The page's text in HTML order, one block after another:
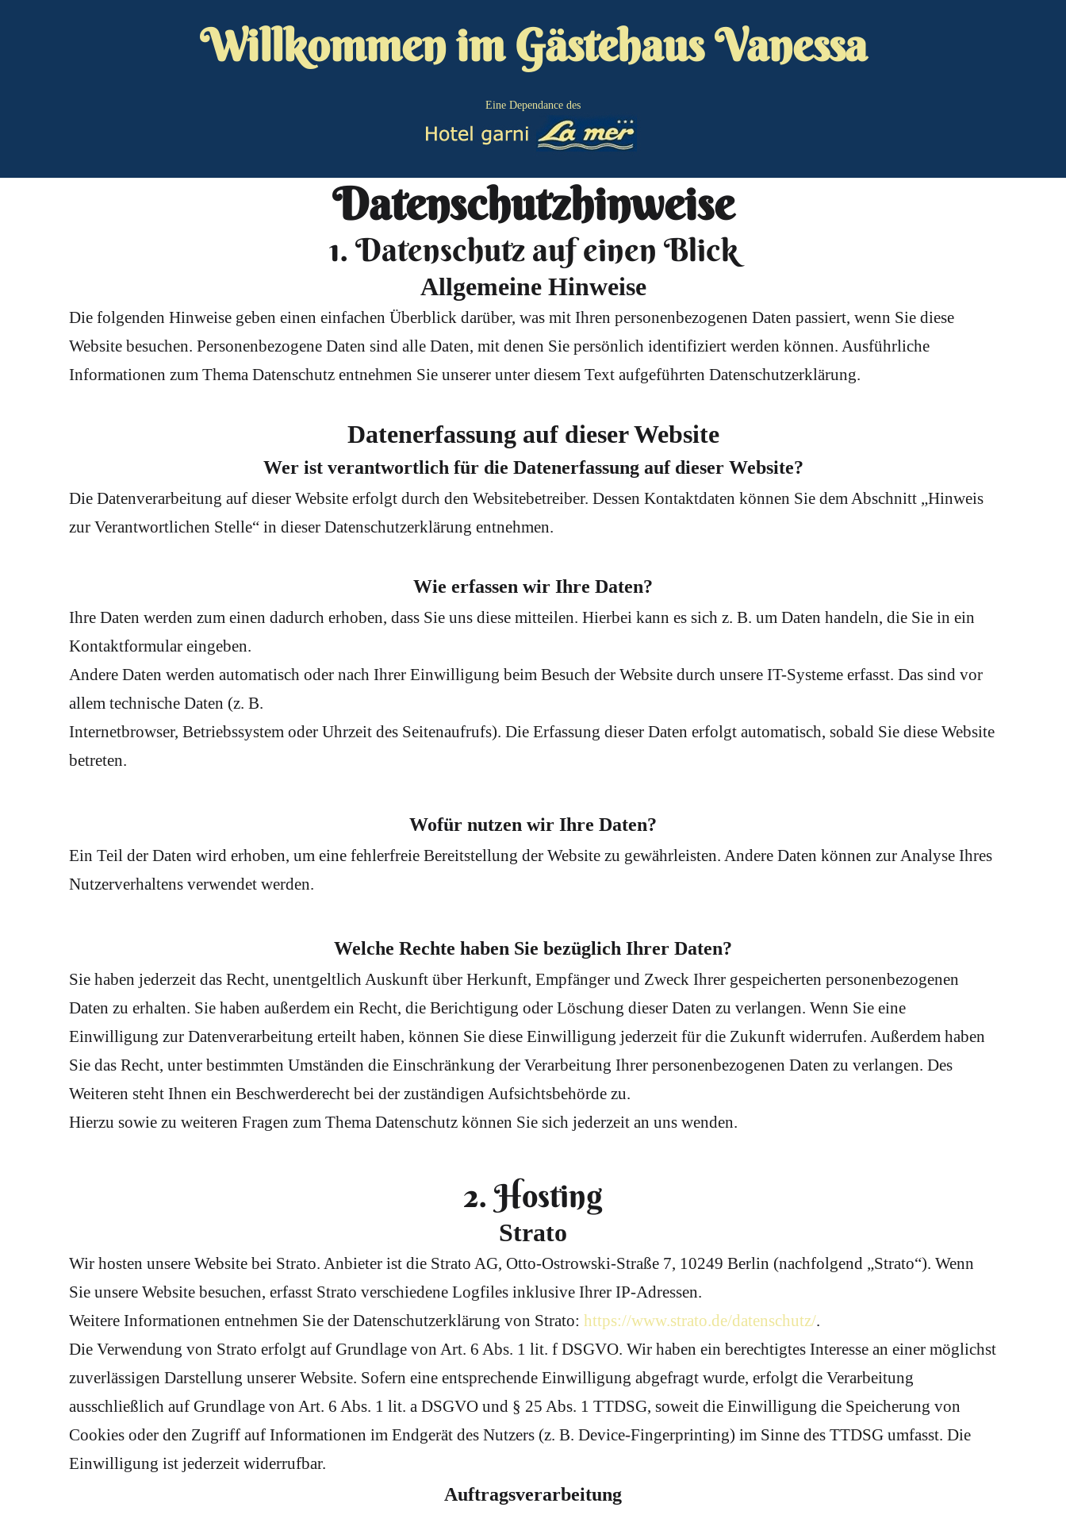
Willkommen im Gästehaus Vanessa
Eine Dependance des
Datenschutzhinweise
1. Datenschutz auf einen Blick
Allgemeine Hinweise
Die folgenden Hinweise geben einen einfachen Überblick darüber, was mit Ihren personenbezogenen Daten passiert, wenn Sie diese
Website besuchen. Personenbezogene Daten sind alle Daten, mit denen Sie persönlich identifiziert werden können. Ausführliche
Informationen zum Thema Datenschutz entnehmen Sie unserer unter diesem Text aufgeführten Datenschutzerklärung.
Datenerfassung auf dieser Website
Wer ist verantwortlich für die Datenerfassung auf dieser Website?
Die Datenverarbeitung auf dieser Website erfolgt durch den Websitebetreiber. Dessen Kontaktdaten können Sie dem Abschnitt „Hinweis
zur Verantwortlichen Stelle“ in dieser Datenschutzerklärung entnehmen.
Wie erfassen wir Ihre Daten?
Ihre Daten werden zum einen dadurch erhoben, dass Sie uns diese mitteilen. Hierbei kann es sich z. B. um Daten handeln, die Sie in ein
Kontaktformular eingeben.
Andere Daten werden automatisch oder nach Ihrer Einwilligung beim Besuch der Website durch unsere IT-Systeme erfasst. Das sind vor
allem technische Daten (z. B.
Internetbrowser, Betriebssystem oder Uhrzeit des Seitenaufrufs). Die Erfassung dieser Daten erfolgt automatisch, sobald Sie diese Website
betreten.
Wofür nutzen wir Ihre Daten?
Ein Teil der Daten wird erhoben, um eine fehlerfreie Bereitstellung der Website zu gewährleisten. Andere Daten können zur Analyse Ihres
Nutzerverhaltens verwendet werden.
Welche Rechte haben Sie bezüglich Ihrer Daten?
Sie haben jederzeit das Recht, unentgeltlich Auskunft über Herkunft, Empfänger und Zweck Ihrer gespeicherten personenbezogenen
Daten zu erhalten. Sie haben außerdem ein Recht, die Berichtigung oder Löschung dieser Daten zu verlangen. Wenn Sie eine
Einwilligung zur Datenverarbeitung erteilt haben, können Sie diese Einwilligung jederzeit für die Zukunft widerrufen. Außerdem haben
Sie das Recht, unter bestimmten Umständen die Einschränkung der Verarbeitung Ihrer personenbezogenen Daten zu verlangen. Des
Weiteren steht Ihnen ein Beschwerderecht bei der zuständigen Aufsichtsbehörde zu.
Hierzu sowie zu weiteren Fragen zum Thema Datenschutz können Sie sich jederzeit an uns wenden.
2. Hosting
Strato
Wir hosten unsere Website bei Strato. Anbieter ist die Strato AG, Otto-Ostrowski-Straße 7, 10249 Berlin (nachfolgend „Strato“). Wenn
Sie unsere Website besuchen, erfasst Strato verschiedene Logfiles inklusive Ihrer IP-Adressen.
Weitere Informationen entnehmen Sie der Datenschutzerklärung von Strato: https://www.strato.de/datenschutz/.
Die Verwendung von Strato erfolgt auf Grundlage von Art. 6 Abs. 1 lit. f DSGVO. Wir haben ein berechtigtes Interesse an einer möglichst
zuverlässigen Darstellung unserer Website. Sofern eine entsprechende Einwilligung abgefragt wurde, erfolgt die Verarbeitung
ausschließlich auf Grundlage von Art. 6 Abs. 1 lit. a DSGVO und § 25 Abs. 1 TTDSG, soweit die Einwilligung die Speicherung von
Cookies oder den Zugriff auf Informationen im Endgerät des Nutzers (z. B. Device-Fingerprinting) im Sinne des TTDSG umfasst. Die
Einwilligung ist jederzeit widerrufbar.
Auftragsverarbeitung